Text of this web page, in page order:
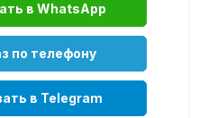
в WhatsApp
по телефону
в Telegram